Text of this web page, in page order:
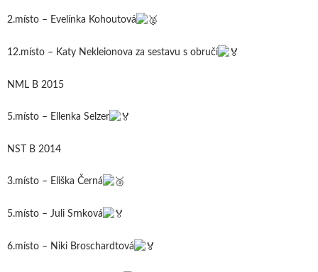
2.místo – Evelínka Kohoutová
12.místo – Katy Nekleionova za sestavu s obručí
NML B 2015
5.místo – Ellenka Selzer
NST B 2014
3.místo – Eliška Černá
5.místo – Juli Srnková
6.místo – Niki Broschardtová